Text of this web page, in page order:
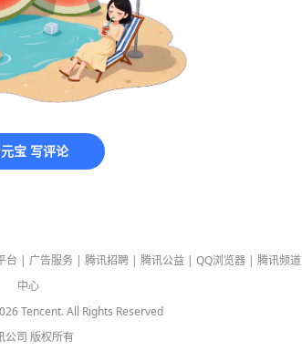
宝 写评论
台 | 广告服务 | 腾讯招聘 | 腾讯公益 | QQ浏览器 | 腾讯频道
中心
Tencent. All Rights Reserved
公司 版权所有